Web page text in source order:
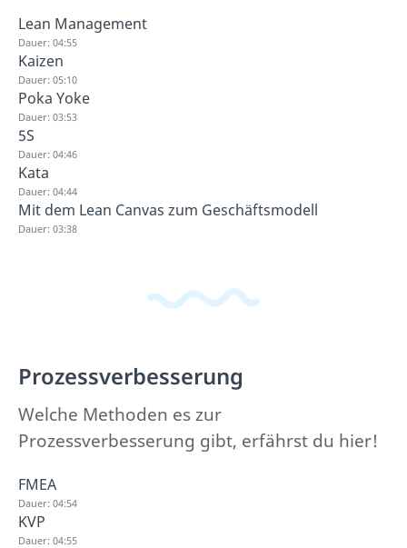
Lean Management
Dauer: 04:55
Kaizen
Dauer: 05:10
Poka Yoke
Dauer: 03:53
5S
Dauer: 04:46
Kata
Dauer: 04:44
Mit dem Lean Canvas zum Geschäftsmodell
Dauer: 03:38
Prozessverbesserung
Welche Methoden es zur
Prozessverbesserung gibt, erfährst du hier!
FMEA
Dauer: 04:54
KVP
Dauer: 04:55